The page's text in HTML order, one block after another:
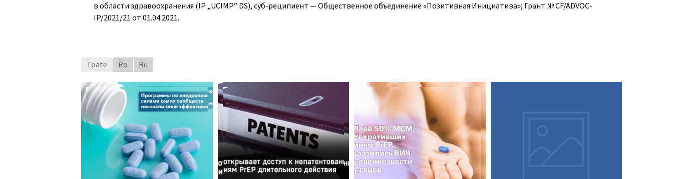
в области здравоохранения (IP „UCIMP” DS), суб-реципиент — Общественное объединение «Позитивная Инициатива»; Грант № CF/ADVOC-
IP/2021/21 от 01.04.2021.
Toate Ro Ru
Программы, осуществляемые под
руководством ключевых групп
населения, заполняют пробелы в
традиционных программах
государства
ViiV a acordat o licență voluntară la
fondul de brevete pentru
cabotegravirul injectabil, un
medicament cu acțiune
îndelungată pentru profilaxia pre-
expunere la HIV
Для анализа использовались
данные опроса с 2013 по 2021 год,
проведённого Департаментом
общественного
здравоохранения в штате
Вашингтон.